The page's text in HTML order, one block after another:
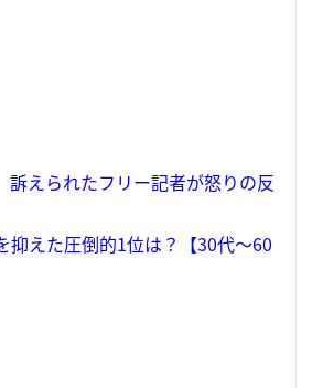
えられたフリー記者が怒りの反
抑えた圧倒的1位は？【30代〜60